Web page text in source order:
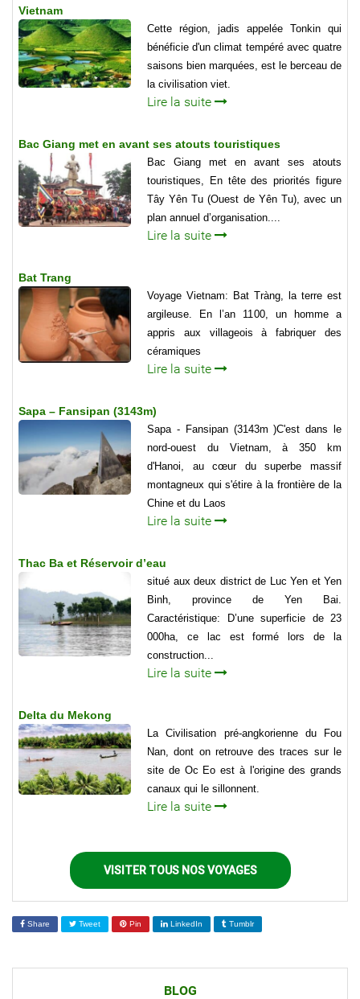
Vietnam
Cette région, jadis appelée Tonkin qui
bénéficie d'un climat tempéré avec quatre
saisons bien marquées, est le berceau de
la civilisation viet.
Lire la suite
Bac Giang met en avant ses atouts touristiques
Bac Giang met en avant ses atouts
touristiques, En tête des priorités figure
Tây Yên Tu (Ouest de Yên Tu), avec un
plan annuel d’organisation....
Lire la suite
Bat Trang
Voyage Vietnam: Bat Tràng, la terre est
argileuse. En l’an 1100, un homme a
appris aux villageois à fabriquer des
céramiques
Lire la suite
Sapa – Fansipan (3143m)
Sapa - Fansipan (3143m )C'est dans le
nord-ouest du Vietnam, à 350 km
d'Hanoi, au cœur du superbe massif
montagneux qui s'étire à la frontière de la
Chine et du Laos
Lire la suite
Thac Ba et Réservoir d’eau
situé aux deux district de Luc Yen et Yen
Binh, province de Yen Bai.
Caractéristique: D’une superficie de 23
000ha, ce lac est formé lors de la
construction...
Lire la suite
Delta du Mekong
La Civilisation pré-angkorienne du Fou
Nan, dont on retrouve des traces sur le
site de Oc Eo est à l'origine des grands
canaux qui le sillonnent.
Lire la suite
VISITER TOUS NOS VOYAGES
Share Tweet Pin LinkedIn Tumblr
BLOG